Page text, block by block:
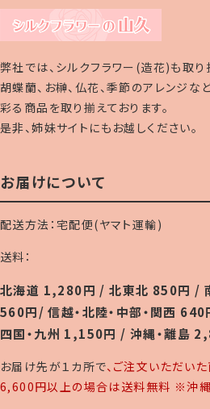
弊社では、シルクフラワー(造花)も取り
胡蝶蘭、お榊、仏花、季節のアレンジな
彩る商品を取り揃えております。
是非、姉妹サイトにもお越しください。
お届けについて
配送方法：宅配便(ヤマト運輸)
送料：
北海道 1,280円 / 北東北 850円 /
560円/ 信越・北陸・中部・関西
四国・九州 1,150円 / 沖縄・離島
お届け先が１カ所で、ご注文いただい
6,600円以上の場合は送料無料 ※沖縄